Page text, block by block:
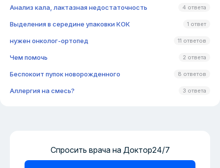
Анализ кала, лактазная недостаточность 4 ответа
Выделения в середине упаковки КОК 1 ответ
нужен онколог-ортопед 11 ответов
Чем помочь 2 ответа
Беспокоит пупок новорожденного 8 ответов
Аллергия на смесь? 3 ответа
Спросить врача на Доктор24/7